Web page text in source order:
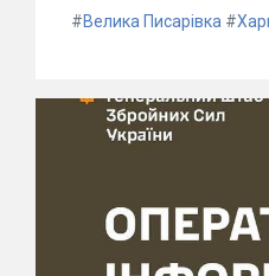
#Велика Писарівка #